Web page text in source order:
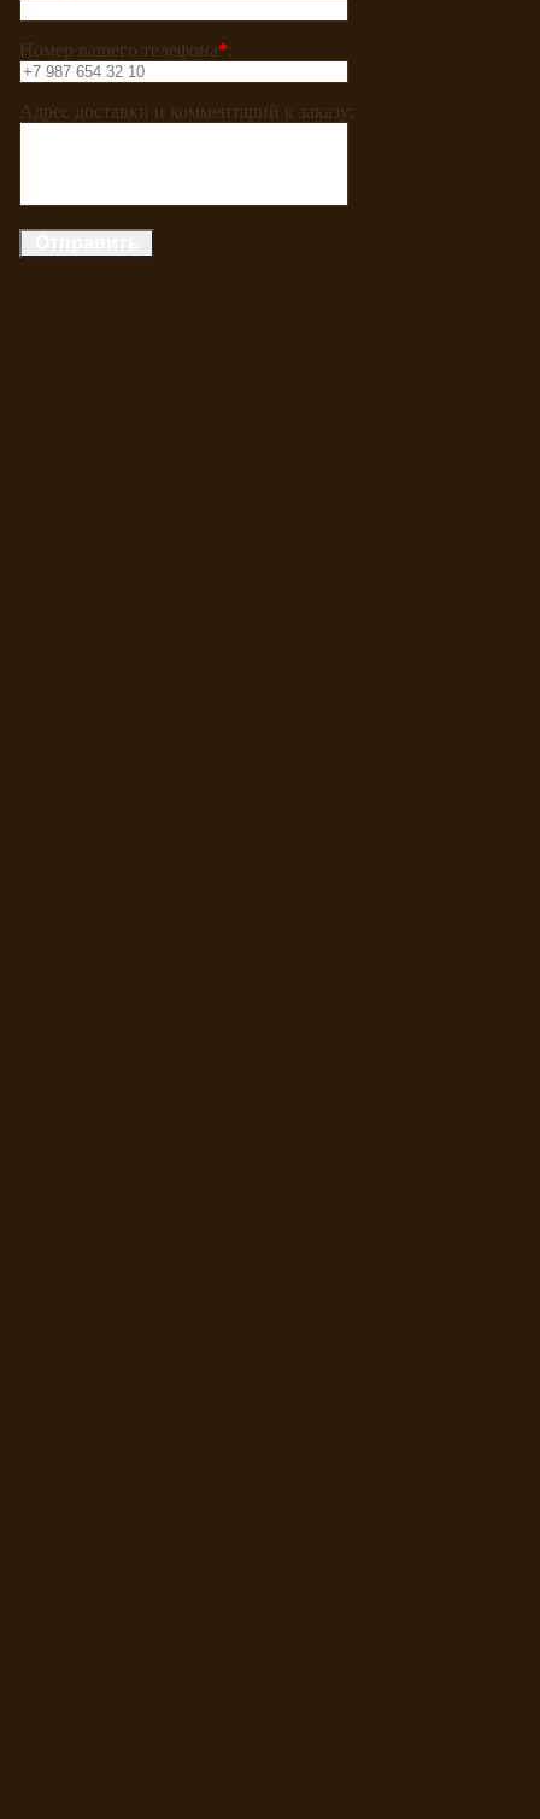
Номер вашего телефона*
Адрес доставки и комментарий к заказу: